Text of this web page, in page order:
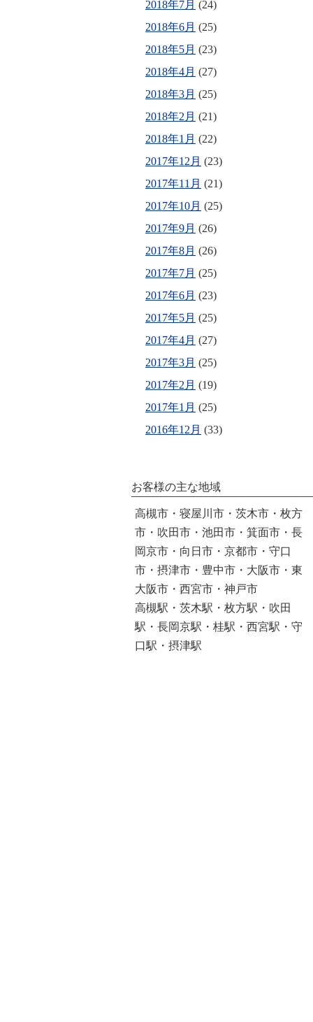
2018年7月 (24)
2018年6月 (25)
2018年5月 (23)
2018年4月 (27)
2018年3月 (25)
2018年2月 (21)
2018年1月 (22)
2017年12月 (23)
2017年11月 (21)
2017年10月 (25)
2017年9月 (26)
2017年8月 (26)
2017年7月 (25)
2017年6月 (23)
2017年5月 (25)
2017年4月 (27)
2017年3月 (25)
2017年2月 (19)
2017年1月 (25)
2016年12月 (33)
お客様の主な地域
高槻市・寝屋川市・茨木市・枚方
市・吹田市・池田市・箕面市・長
岡京市・向日市・京都市・守口
市・摂津市・豊中市・大阪市・東
大阪市・西宮市・神戸市
高槻駅・茨木駅・枚方駅・吹田
駅・長岡京駅・桂駅・西宮駅・守
口駅・摂津駅